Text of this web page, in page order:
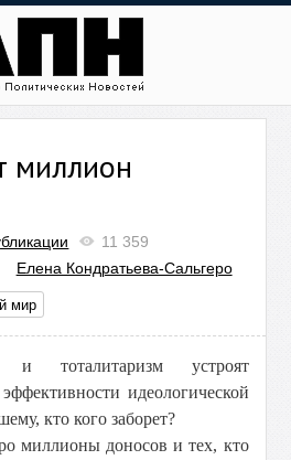
миллион
11 359
Елена Кондратьева-Сальгеро
мир
и тоталитаризм устроят
идеологической
кто кого заборет?
миллионы доносов и тех, кто